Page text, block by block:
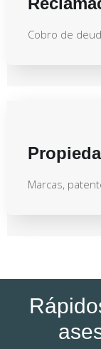
Cobro de
Marcas,